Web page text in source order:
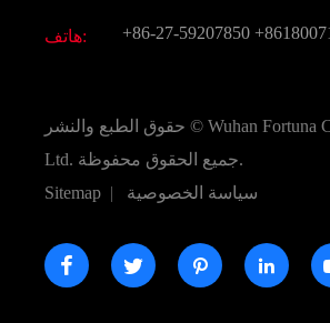
هاتف: +86-27-59207850
حقوق الطبع والنشر © Wuhan Fortuna
Ltd.
جميع الحقوق محفوظة.
Sitemap | سياسة الخصوصية
   